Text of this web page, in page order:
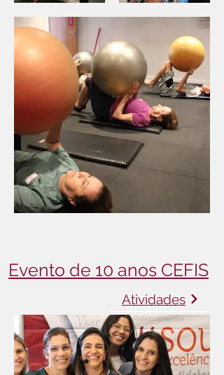
Evento de 10 anos CEFIS
Atividades